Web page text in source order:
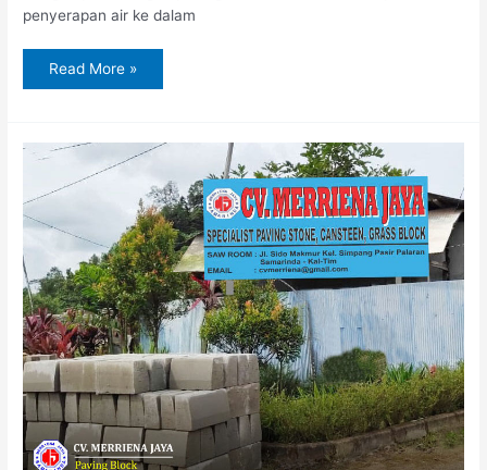
penyerapan air ke dalam
Read More »
Jual
Paving
Block
di